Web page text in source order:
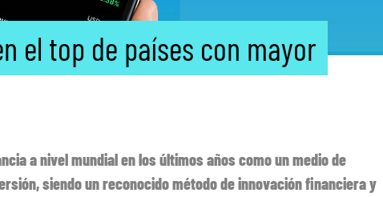
el top de países con mayor
a nivel mundial en los últimos años como un medio de
siendo un reconocido método de innovación financiera y